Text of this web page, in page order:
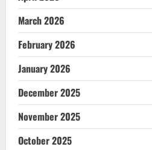
March 2026
February 2026
January 2026
December 2025
November 2025
October 2025